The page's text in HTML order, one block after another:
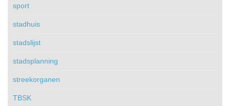
sport
stadhuis
stadslijst
stadsplanning
streekorganen
TBSK